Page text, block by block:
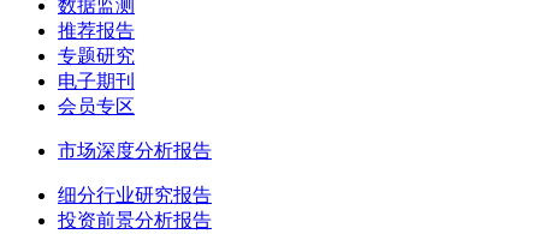
数据监测
推荐报告
专题研究
电子期刊
会员专区
市场深度分析报告
细分行业研究报告
投资前景分析报告